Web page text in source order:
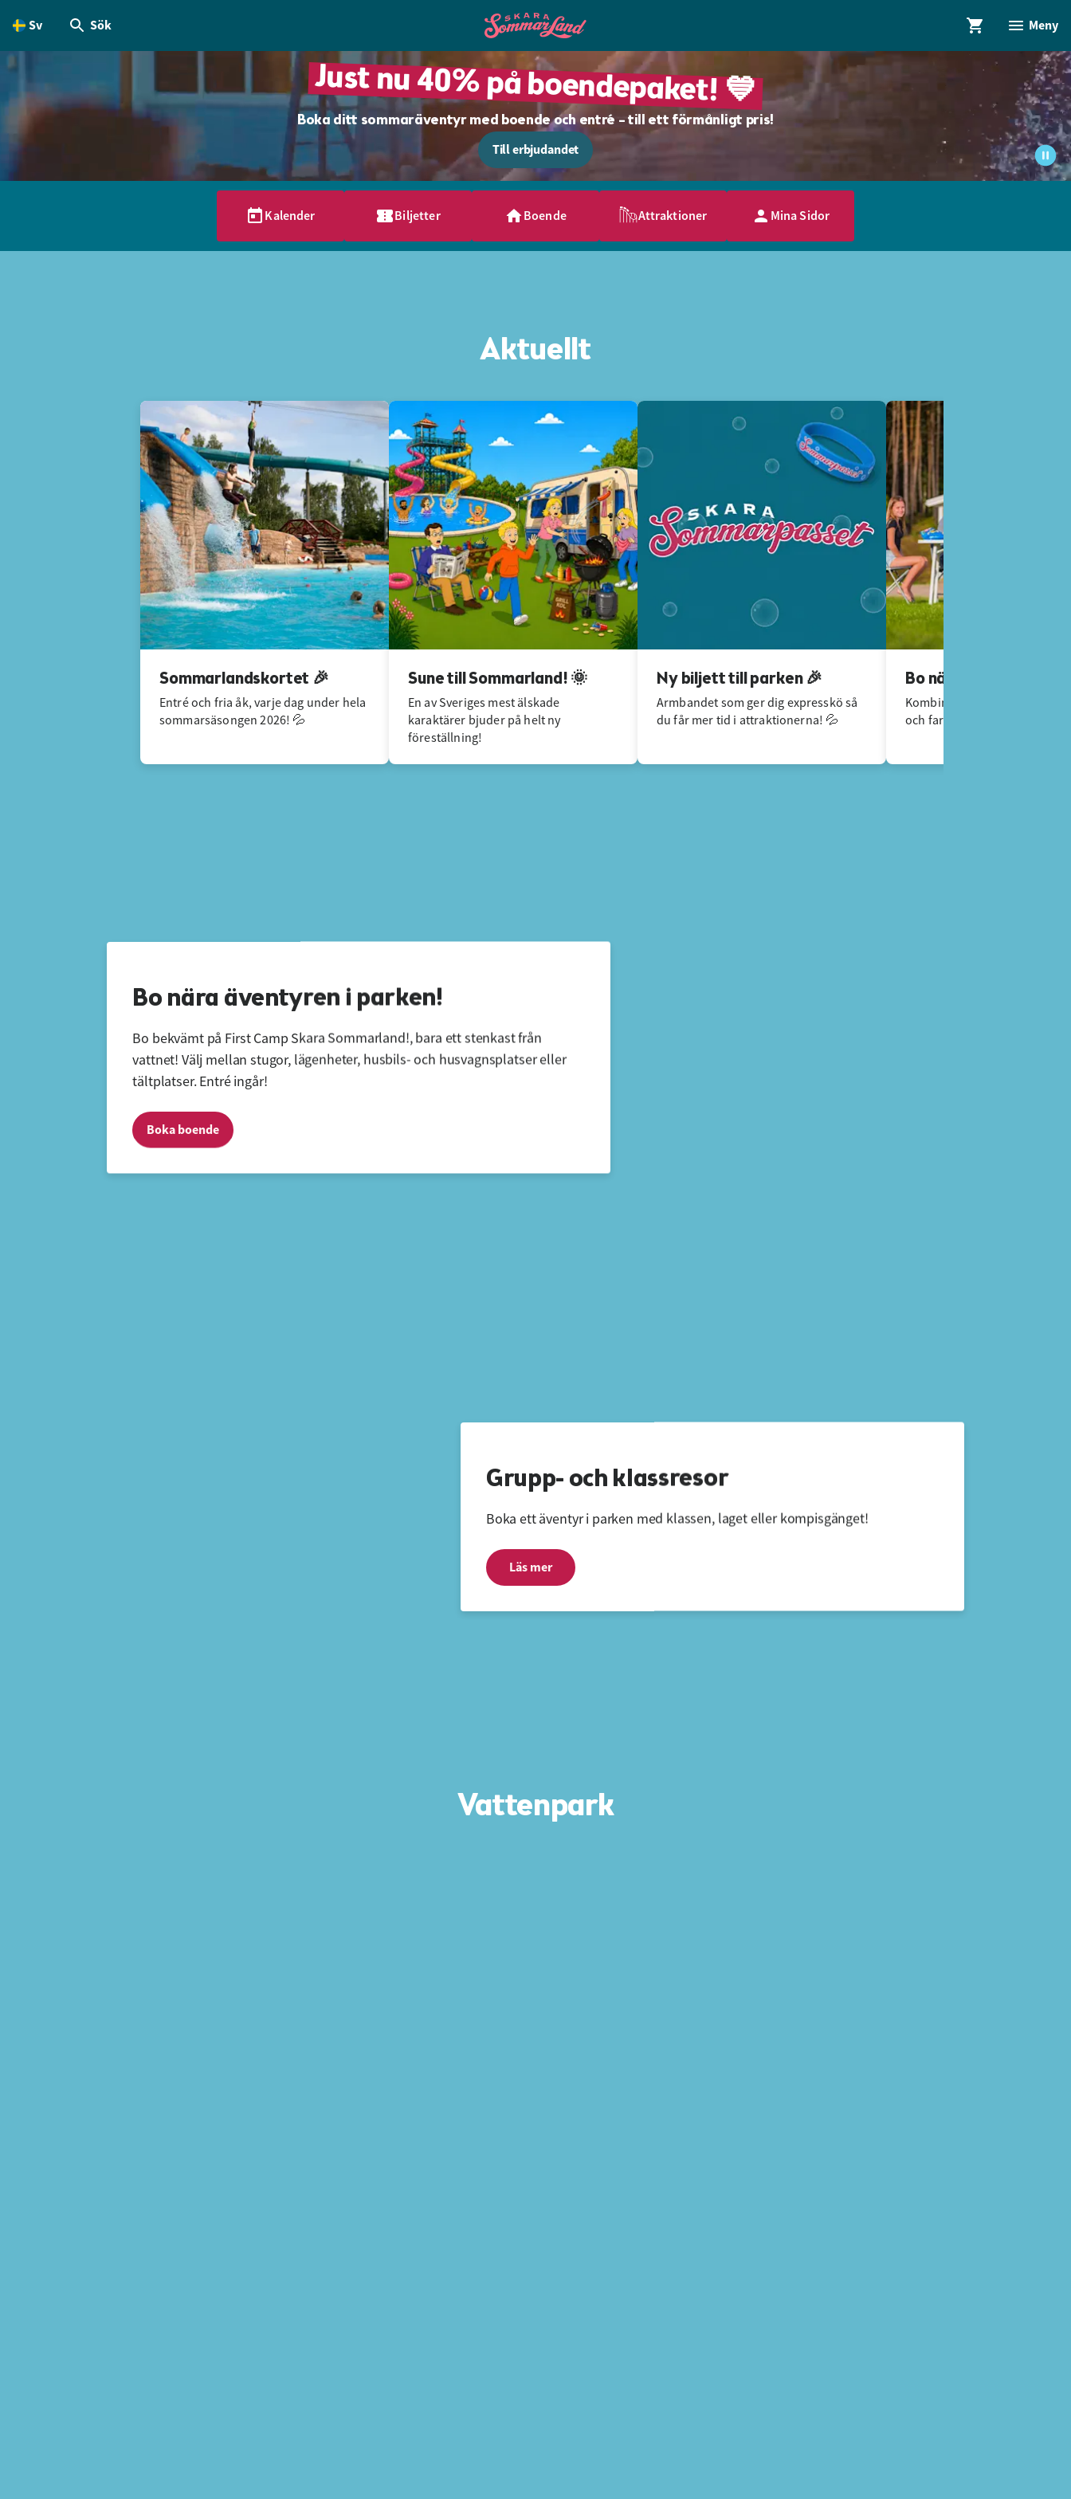
Sv Sök Meny
Just nu 40% på boendepaket! 💙
Boka ditt sommaräventyr med boende och entré – till ett förmånligt pris!
Till erbjudandet
Kalender Biljetter Boende Attraktioner Mina Sidor
Aktuellt
Sommarlandskortet 🎉
Entré och fria åk, varje dag under hela
sommarsäsongen 2026! 💦
Sune till Sommarland! 🌞
En av Sveriges mest älskade
karaktärer bjuder på helt ny
föreställning!
Ny biljett till parken 🎉
Armbandet som ger dig expresskö så
du får mer tid i attraktionerna! 💦
Bo nära äventyren 🥳
Kombinera boende med
och fartfyllda äventyr i
Bo nära äventyren i parken!
Bo bekvämt på First Camp Skara Sommarland!, bara ett stenkast från
vattnet! Välj mellan stugor, lägenheter, husbils- och husvagnsplatser eller
tältplatser. Entré ingår!
Boka boende
Grupp- och klassresor
Boka ett äventyr i parken med klassen, laget eller kompisgänget!
Läs mer
Vattenpark